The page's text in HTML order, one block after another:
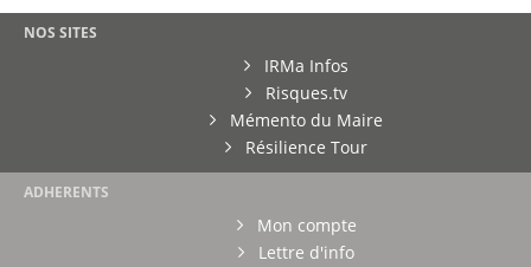
NOS SITES
IRMa Infos
Risques.tv
Mémento du Maire
Résilience Tour
ADHERENTS
Mon compte
Lettre d'info